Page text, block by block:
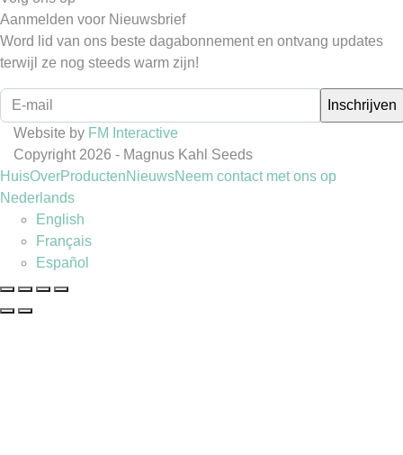
Aanmelden voor Nieuwsbrief
Word lid van ons beste dagabonnement en ontvang updates
terwijl ze nog steeds warm zijn!
Website by FM Interactive
Copyright 2026 - Magnus Kahl Seeds
HuisOverProductenNieuwsNeem contact met ons op
Nederlands
English
Français
Español